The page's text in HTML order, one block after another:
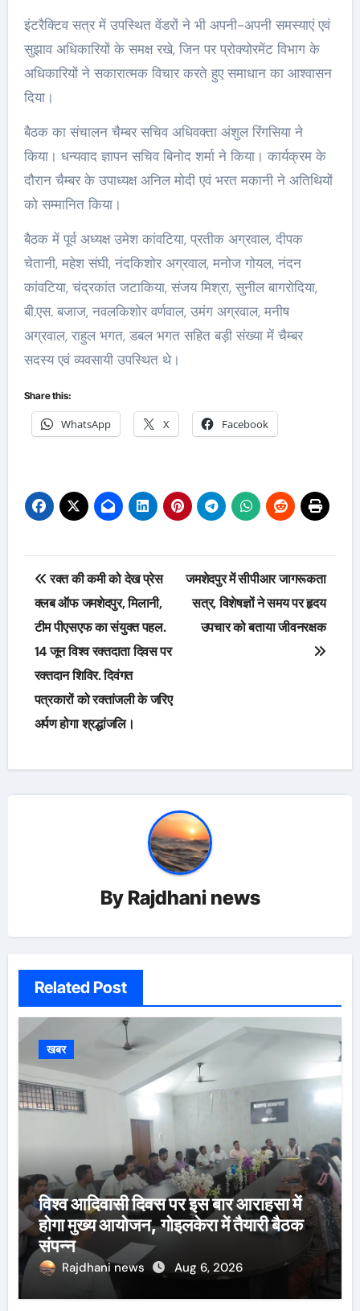
इंटरैक्टिव सत्र में उपस्थित वेंडरों ने भी अपनी-अपनी समस्याएं एवं
सुझाव अधिकारियों के समक्ष रखे, जिन पर प्रोक्योरमेंट विभाग के
अधिकारियों ने सकारात्मक विचार करते हुए समाधान का आश्वासन
दिया।
बैठक का संचालन चैम्बर सचिव अधिवक्ता अंशुल रिंगसिया ने
किया। धन्यवाद ज्ञापन सचिव बिनोद शर्मा ने किया। कार्यक्रम के
दौरान चैम्बर के उपाध्यक्ष अनिल मोदी एवं भरत मकानी ने अतिथियों
को सम्मानित किया।
बैठक में पूर्व अध्यक्ष उमेश कांवटिया, प्रतीक अग्रवाल, दीपक
चेतानी, महेश संघी, नंदकिशोर अग्रवाल, मनोज गोयल, नंदन
कांवटिया, चंद्रकांत जटाकिया, संजय मिश्रा, सुनील बागरोदिया,
बी.एस. बजाज, नवलकिशोर वर्णवाल, उमंग अग्रवाल, मनीष
अग्रवाल, राहुल भगत, डबल भगत सहित बड़ी संख्या में चैम्बर
सदस्य एवं व्यवसायी उपस्थित थे।
Share this:
WhatsApp X Facebook
Post
navigation
रक्त की कमी को देख प्रेस
क्लब ऑफ जमशेदपुर, मिलानी,
टीम पीएसएफ का संयुक्त पहल.
14 जून विश्व रक्तदाता दिवस पर
रक्तदान शिविर. दिवंगत
पत्रकारों को रक्तांजली के जरिए
अर्पण होगा श्रद्धांजलि।
जमशेदपुर में सीपीआर जागरूकता
सत्र, विशेषज्ञों ने समय पर हृदय
उपचार को बताया जीवनरक्षक
By Rajdhani news
Related Post
खबर
विश्व आदिवासी दिवस पर इस बार आराहसा में
होगा मुख्य आयोजन, गोइलकेरा में तैयारी बैठक
संपन्न
Rajdhani news Aug 6, 2026